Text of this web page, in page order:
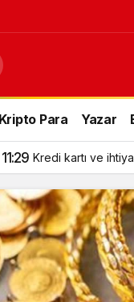
Kripto Para Yazar
11:29 Kredi kartı ve